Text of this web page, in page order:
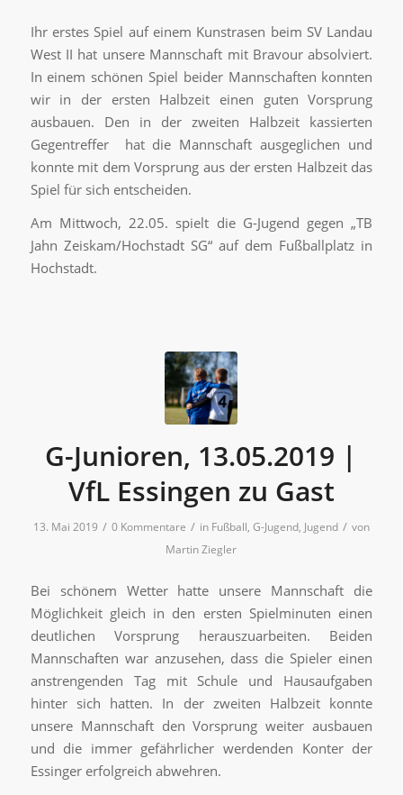
Ihr erstes Spiel auf einem Kunstrasen beim SV Landau
West II hat unsere Mannschaft mit Bravour absolviert.
In einem schönen Spiel beider Mannschaften konnten
wir in der ersten Halbzeit einen guten Vorsprung
ausbauen. Den in der zweiten Halbzeit kassierten
Gegentreffer hat die Mannschaft ausgeglichen und
konnte mit dem Vorsprung aus der ersten Halbzeit das
Spiel für sich entscheiden.
Am Mittwoch, 22.05. spielt die G-Jugend gegen „TB
Jahn Zeiskam/Hochstadt SG“ auf dem Fußballplatz in
Hochstadt.
G-Junioren, 13.05.2019 |
VfL Essingen zu Gast
13. Mai 2019 / 0 Kommentare / in Fußball, G-Jugend, Jugend / von
Martin Ziegler
Bei schönem Wetter hatte unsere Mannschaft die
Möglichkeit gleich in den ersten Spielminuten einen
deutlichen Vorsprung herauszuarbeiten. Beiden
Mannschaften war anzusehen, dass die Spieler einen
anstrengenden Tag mit Schule und Hausaufgaben
hinter sich hatten. In der zweiten Halbzeit konnte
unsere Mannschaft den Vorsprung weiter ausbauen
und die immer gefährlicher werdenden Konter der
Essinger erfolgreich abwehren.